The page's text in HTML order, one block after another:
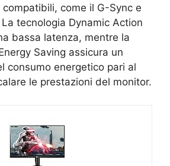
come il G-Sync e
La tecnologia Dynamic Action
bassa latenza, mentre la
Saving assicura un
consumo energetico pari al
le prestazioni del monitor.